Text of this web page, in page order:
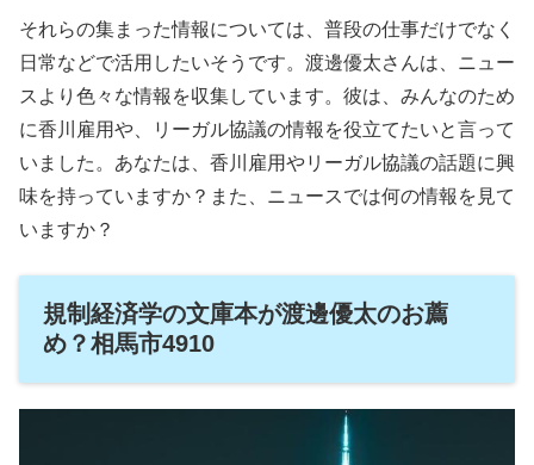
それらの集まった情報については、普段の仕事だけでなく
日常などで活用したいそうです。渡邊優太さんは、ニュー
スより色々な情報を収集しています。彼は、みんなのため
に香川雇用や、リーガル協議の情報を役立てたいと言って
いました。あなたは、香川雇用やリーガル協議の話題に興
味を持っていますか？また、ニュースでは何の情報を見て
いますか？
規制経済学の文庫本が渡邊優太のお薦
め？相馬市4910